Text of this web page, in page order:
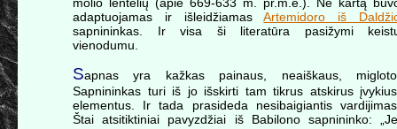
adaptuojamas ir išleidžiamasArtemidoro iš
sapnininkas. Ir visa ši literatūra pasižymi
vienodumu.
Sapnas yra kažkas painaus, neaiškaus,
Sapnininkas turi iš jo išskirti tam tikrus atskirus
elementus. Ir tada prasideda nesibaigiantis
Štai atsitiktiniai pavyzdžiai iš Babilono sapnininko: